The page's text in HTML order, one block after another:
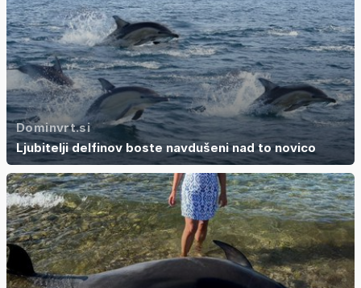
Dominvrt.si
Ljubitelji delfinov boste navdušeni nad to novico